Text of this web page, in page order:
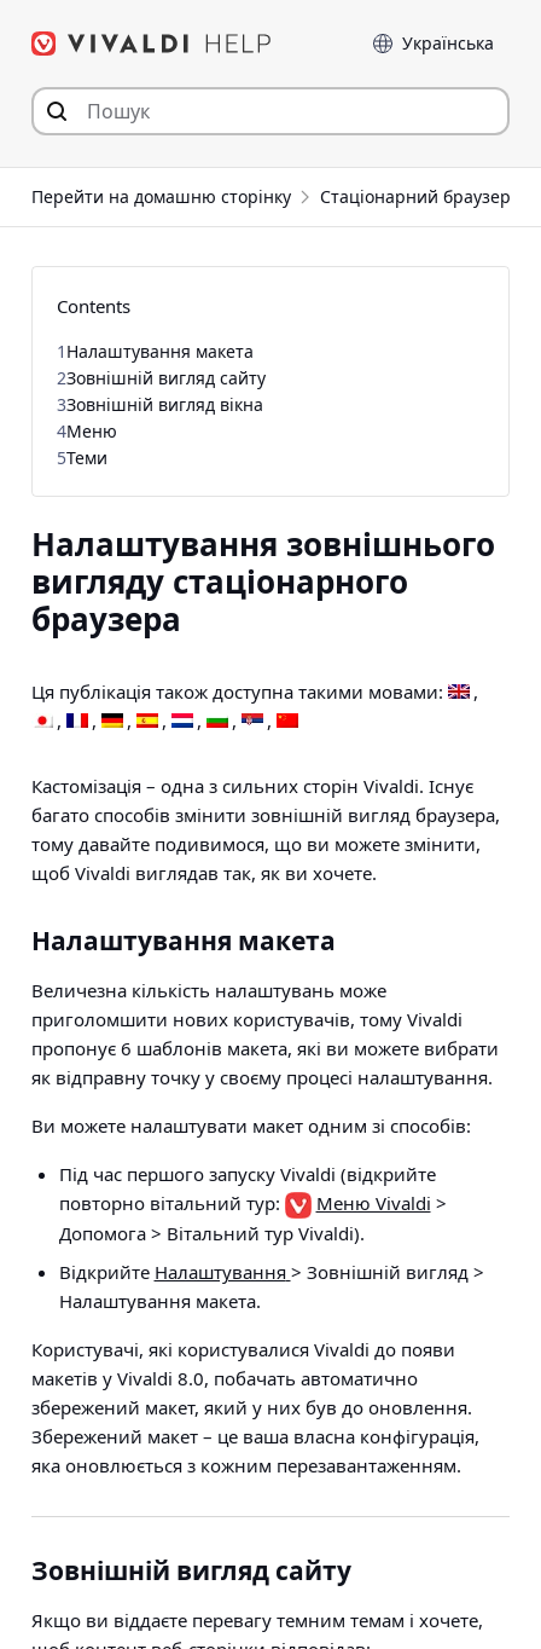
Мова
Перейти на домашню сторінку Стаціонарний браузер
Налаштування зовнішнього
вигляду стаціонарного
браузера
Ця публікація також доступна такими мовами:
Кастомізація – одна з сильних сторін Vivaldi. Існує
багато способів змінити зовнішній вигляд браузера,
тому давайте подивимося, що ви можете змінити,
щоб Vivaldi виглядав так, як ви хочете.
Налаштування макета
Величезна кількість налаштувань може
приголомшити нових користувачів, тому Vivaldi
пропонує 6 шаблонів макета, які ви можете вибрати
як відправну точку у своєму процесі налаштування.
Ви можете налаштувати макет одним зі способів:
Під час першого запуску Vivaldi (відкрийте
повторно вітальний тур:
Меню Vivaldi >
Допомога > Вітальний тур Vivaldi).
Відкрийте Налаштування > Зовнішній вигляд >
Налаштування макета.
Користувачі, які користувалися Vivaldi до появи
макетів у Vivaldi 8.0, побачать автоматично
збережений макет, який у них був до оновлення.
Збережений макет – це ваша власна конфігурація,
яка оновлюється з кожним перезавантаженням.
Зовнішній вигляд сайту
Якщо ви віддаєте перевагу темним темам і хочете,
Contents
1 Налаштування макета
2Зовнішній вигляд сайту
3Зовнішній вигляд вікна
4Меню
5Теми